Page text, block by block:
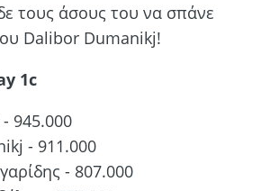
τους άσους του να σπάνε
Dalibor Dumanikj!
1c
945.000
- 911.000
- 807.000